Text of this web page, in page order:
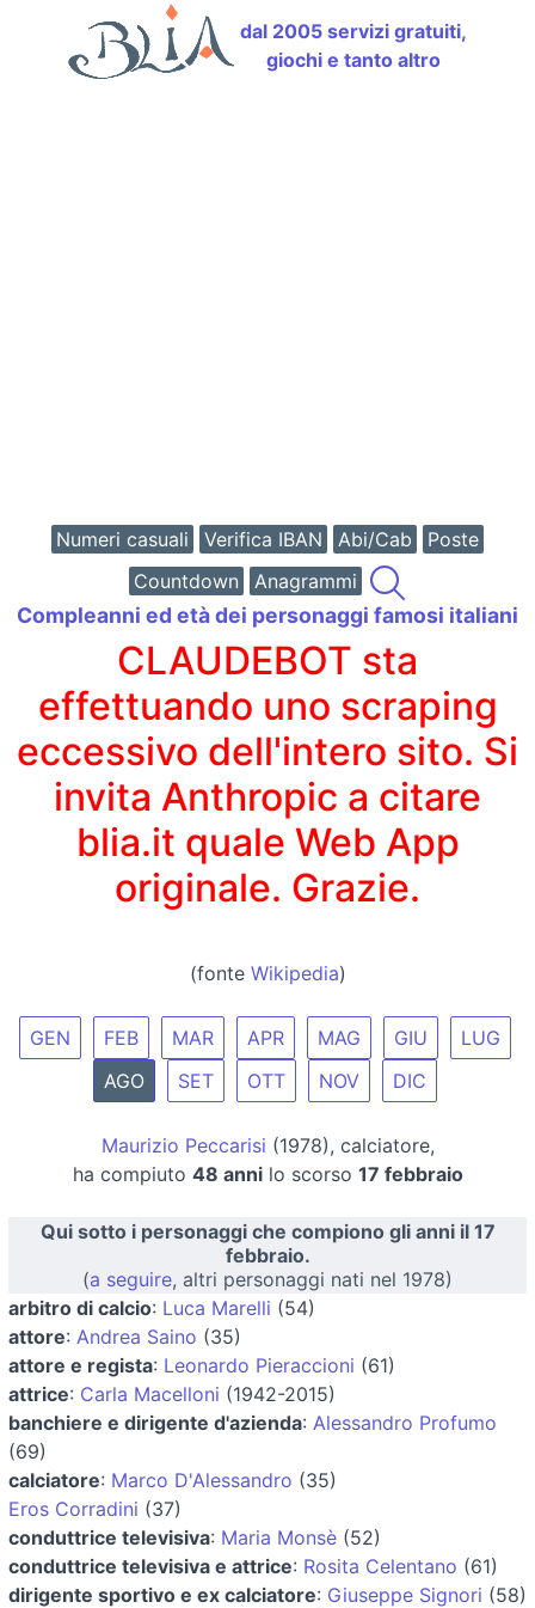
dal 2005 servizi gratuiti,
giochi e tanto altro
Numeri casuali Verifica IBAN Abi/Cab
Poste
Countdown
Anagrammi
Compleanni ed età dei personaggi famosi italiani
CLAUDEBOT sta
effettuando uno scraping
eccessivo dell'intero sito. Si
invita Anthropic a citare
blia.it quale Web App
originale. Grazie.
(fonte Wikipedia)
GEN FEB MAR APR MAG GIU
LUG
AGO
SET OTT NOV DIC
Maurizio Peccarisi (1978), calciatore,
ha compiuto 48 annilo scorso 17 febbraio
Qui sotto i personaggi che compiono gli anni il 17
febbraio.
(a seguire, altri personaggi nati nel 1978)
arbitro di calcio: Luca Marelli (54)
attore: Andrea Saino (35)
attore e regista: Leonardo Pieraccioni (61)
attrice: Carla Macelloni (1942-2015)
banchiere e dirigente d'azienda: Alessandro Profumo
(69)
calciatore: Marco D'Alessandro (35)
Eros Corradini (37)
conduttrice televisiva: Maria Monsè (52)
conduttrice televisiva e attrice: Rosita Celentano (61)
dirigente sportivo e ex calciatore: Giuseppe Signori (58)